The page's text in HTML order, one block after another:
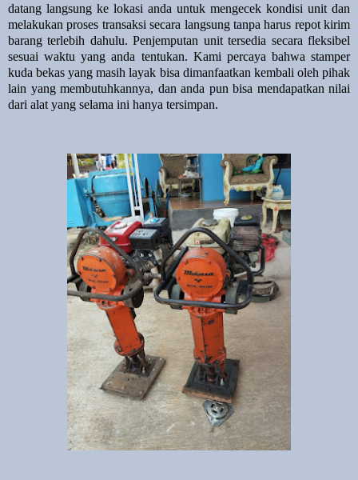
datang langsung ke lokasi anda untuk mengecek kondisi unit dan
melakukan proses transaksi secara langsung tanpa harus repot kirim
barang terlebih dahulu. Penjemputan unit tersedia secara fleksibel
sesuai waktu yang anda tentukan. Kami percaya bahwa stamper
kuda bekas yang masih layak bisa dimanfaatkan kembali oleh pihak
lain yang membutuhkannya, dan anda pun bisa mendapatkan nilai
dari alat yang selama ini hanya tersimpan.